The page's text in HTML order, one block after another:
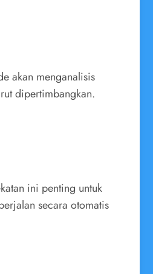
akan menganalisis
dipertimbangkan.
ini penting untuk
secara otomatis